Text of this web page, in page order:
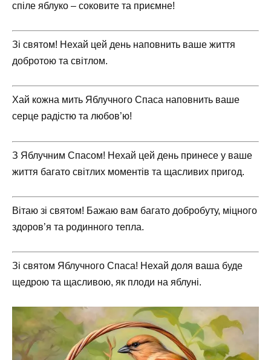
спіле яблуко – соковите та приємне!
Зі святом! Нехай цей день наповнить ваше життя
добротою та світлом.
Хай кожна мить Яблучного Спаса наповнить ваше
серце радістю та любов’ю!
З Яблучним Спасом! Нехай цей день принесе у ваше
життя багато світлих моментів та щасливих пригод.
Вітаю зі святом! Бажаю вам багато добробуту, міцного
здоров’я та родинного тепла.
Зі святом Яблучного Спаса! Нехай доля ваша буде
щедрою та щасливою, як плоди на яблуні.